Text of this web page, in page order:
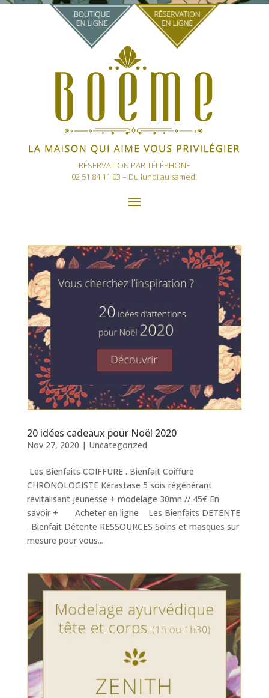
RÉSERVATION PAR TÉLÉPHONE
02 51 84 11 03 – Du lundi au samedi
20 idées cadeaux pour Noël 2020
Nov 27, 2020 | Uncategorized
Les Bienfaits COIFFURE . Bienfait Coiffure
CHRONOLOGISTE Kérastase 5 sois régénérant
revitalisant jeunesse + modelage 30mn // 45€ En
savoir + Acheter en ligne Les Bienfaits DETENTE
. Bienfait Détente RESSOURCES Soins et masques sur
mesure pour vous...